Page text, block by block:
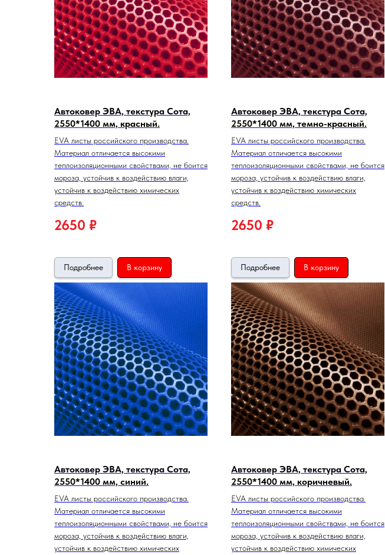
Автоковер ЭВА, текстура Сота,
2550*1400 мм, красный.
EVA листы российского производства.
Материал отличается высокими
теплоизоляционными свойствами, не боится
мороза, устойчив к воздействию влаги,
устойчив к воздействию химических
средств.
2650 ₽
Подробнее В корзину
Автоковер ЭВА, текстура Сота,
2550*1400 мм, темно-красный.
EVA листы российского производства.
Материал отличается высокими
теплоизоляционными свойствами, не боится
мороза, устойчив к воздействию влаги,
устойчив к воздействию химических
средств.
2650 ₽
Подробнее В корзину
Автоковер ЭВА, текстура Сота,
2550*1400 мм, синий.
EVA листы российского производства.
Материал отличается высокими
теплоизоляционными свойствами, не боится
мороза, устойчив к воздействию влаги,
устойчив к воздействию химических
Автоковер ЭВА, текстура Сота,
2550*1400 мм, коричневый.
EVA листы российского производства.
Материал отличается высокими
теплоизоляционными свойствами, не боится
мороза, устойчив к воздействию влаги,
устойчив к воздействию химических